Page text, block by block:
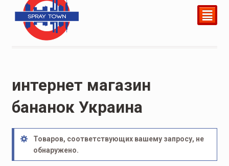
²
интернет магазин
бананок Украина
Товаров, соответствующих вашему запросу, не
обнаружено.